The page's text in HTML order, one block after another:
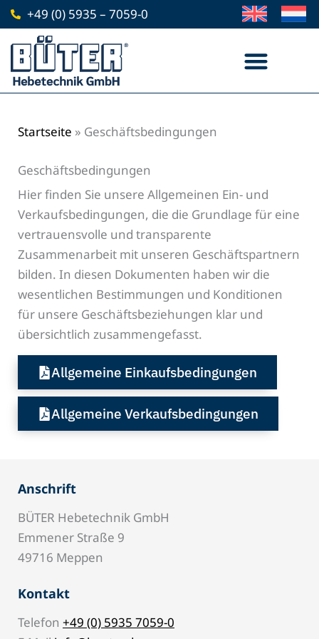
Zum
Inhalt
springen
+49 (0) 5935 – 7059-0
Startseite » Geschäftsbedingungen
Geschäftsbedingungen
Hier finden Sie unsere Allgemeinen Ein- und
Verkaufsbedingungen, die die Grundlage für eine
vertrauensvolle und transparente
Zusammenarbeit mit unseren Geschäftspartnern
bilden. In diesen Dokumenten haben wir die
wesentlichen Bestimmungen und Konditionen
für unsere Geschäftsbeziehungen klar und
übersichtlich zusammengefasst.
Allgemeine Einkaufsbedingungen
Allgemeine Verkaufsbedingungen
Anschrift
BÜTER Hebetechnik GmbH
Emmener Straße 9
49716 Meppen
Kontakt
Telefon +49 (0) 5935 7059-0